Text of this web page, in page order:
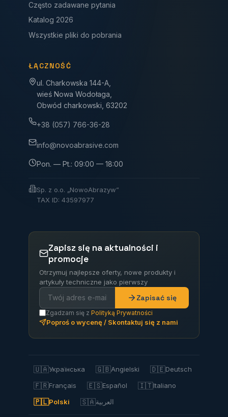
Często zadawane pytania
Katalog 2026
Wszystkie pliki do pobrania
ŁĄCZNOŚĆ
ul. Charkowska 144-A,
wieś Nowa Wodołaga,
Obwód charkowski, 63202
+38 (057) 766-36-28
info@novoabrasive.com
Pon. — Pt.: 09:00 — 18:00
Sp. z o.o. „NowoAbrazyw”
TAX ID: 43597977
Zapisz się na aktualności i
promocje
Otrzymuj najlepsze oferty, nowe produkty i
artykuły techniczne jako pierwszy
Zapisać się
Zgadzam się z Polityką Prywatności
Poproś o wycenę / Skontaktuj się z nami
🇺🇦Українська 🇬🇧Angielski 🇩🇪Deutsch
🇫🇷Français 🇪🇸Español 🇮🇹Italiano
🇵🇱Polski 🇸🇦العربية